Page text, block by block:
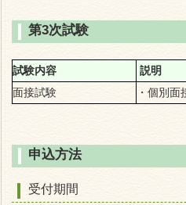
第3次試験
試験内容
説明
面接試験
・個別面
申込方法
受付期間